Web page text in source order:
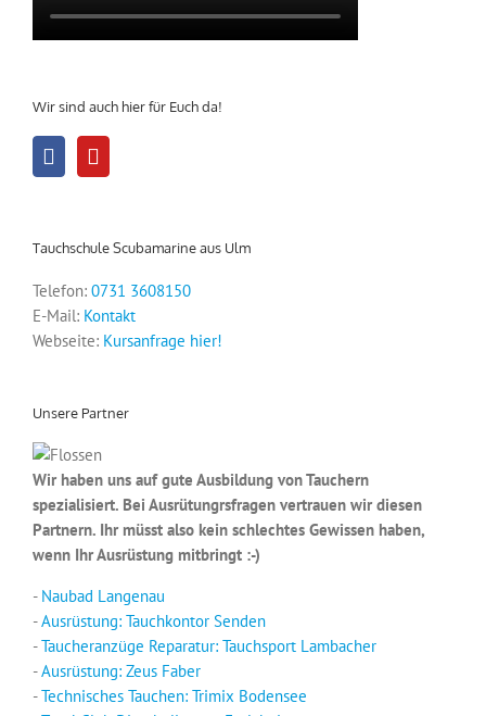
Wir sind auch hier für Euch da!
Tauchschule Scubamarine aus Ulm
Telefon: 0731 3608150
E-Mail: Kontakt
Webseite: Kursanfrage hier!
Unsere Partner
Wir haben uns auf gute Ausbildung von Tauchern
spezialisiert. Bei Ausrütungrsfragen vertrauen wir diesen
Partnern. Ihr müsst also kein schlechtes Gewissen haben,
wenn Ihr Ausrüstung mitbringt :-)
- Naubad Langenau
-Ausrüstung: Tauchkontor Senden
-Taucheranzüge Reparatur: Tauchsport Lambacher
-Ausrüstung: Zeus Faber
-Technisches Tauchen: Trimix Bodensee